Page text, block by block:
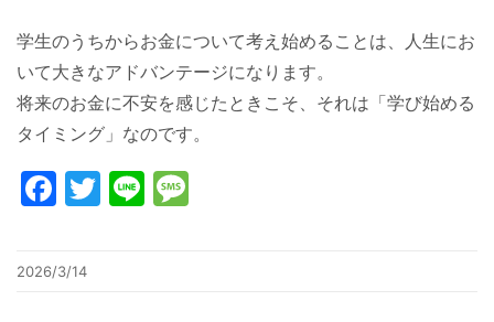
学生のうちからお金について考え始めることは、人生にお
いて大きなアドバンテージになります。
将来のお金に不安を感じたときこそ、それは「学び始める
タイミング」なのです。
Facebook
Twitter
Line
2026/3/14